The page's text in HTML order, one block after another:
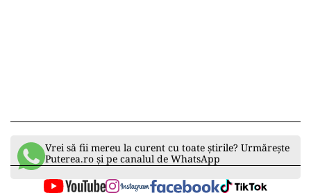
Vrei să fii mereu la curent cu toate știrile? Urmărește
Puterea.ro și pe canalul de WhatsApp